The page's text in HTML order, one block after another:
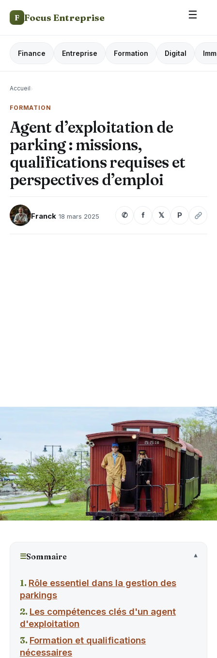
F Focus Entreprise ☰
Finance Entreprise Formation Digital
Accueil›
FORMATION
Agent d’exploitation de
parking : missions,
qualifications requises et
perspectives d’emploi
Franck 18 mars 2025 ✆ f 𝕏 P
☰Sommaire
Rôle essentiel dans la gestion des
parkings
Les compétences clés d'un agent
d'exploitation
Formation et qualifications
nécessaires